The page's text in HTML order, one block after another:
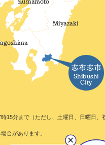
15分まで（ただし、土曜日、日曜日、
合があります。